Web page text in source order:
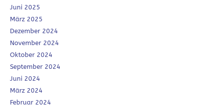
Juni 2025
März 2025
Dezember 2024
November 2024
Oktober 2024
September 2024
Juni 2024
März 2024
Februar 2024